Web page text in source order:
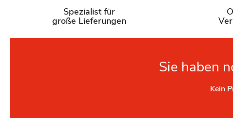
Spezialist für
große Lieferungen
Sie haben
Kein